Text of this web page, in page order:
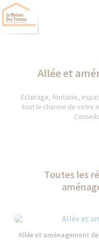
Allée et
Eclairage, fontaine,
tout le charme de votre
Toutes les
Allée et aménagement